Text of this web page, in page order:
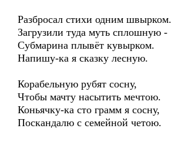
Разбросал стихи одним швырком.
Загрузили туда муть сплошную -
Субмарина плывёт кувырком.
Напишу-ка я сказку лесную.
Корабельную рубят сосну,
Чтобы мачту насытить мечтою.
Коньячку-ка сто грамм я сосну,
Поскандалю с семейной четою.